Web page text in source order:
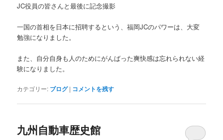
JC役員の皆さんと最後に記念撮影
一国の首相を日本に招聘するという、福岡JCのパワーは、大変
勉強になりました。
また、自分自身も人のためにがんばった爽快感は忘れられない経
験になりました。
カテゴリー: ブログ | コメントを残す
九州自動車歴史館